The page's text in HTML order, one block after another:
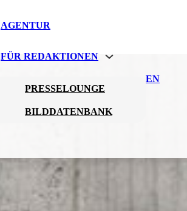
AGENTUR
FÜR REDAKTIONEN
PRESSELOUNGE
BILDDATENBANK
EN